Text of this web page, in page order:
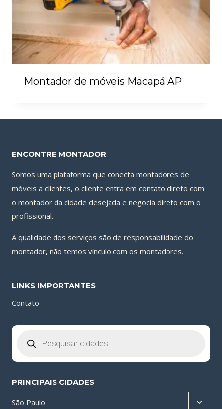
Montador de móveis Macapá AP
ENCONTRE MONTADOR
Somos uma plataforma que conecta montadores de
móveis a clientes, o cliente entra em contato direto com
o montador da cidade desejada e negocia direto com o
profissional.
A qualidade dos serviços são de responsabilidade do
montador, não temos vínculo com os montadores.
LINKS IMPORTANTES
Contato
produtos
PRINCIPAIS CIDADES
São Paulo